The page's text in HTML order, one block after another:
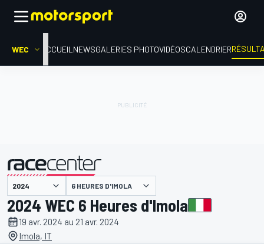
WEC ACCUEIL NEWSGALERIES PHOTOVIDÉOSCALENDRIER
présenté par 6 HEURES D'IMOLA
2024 WEC 6 Heures d'Imola
19 avr. 2024 au 21 avr. 2024
Imola, IT